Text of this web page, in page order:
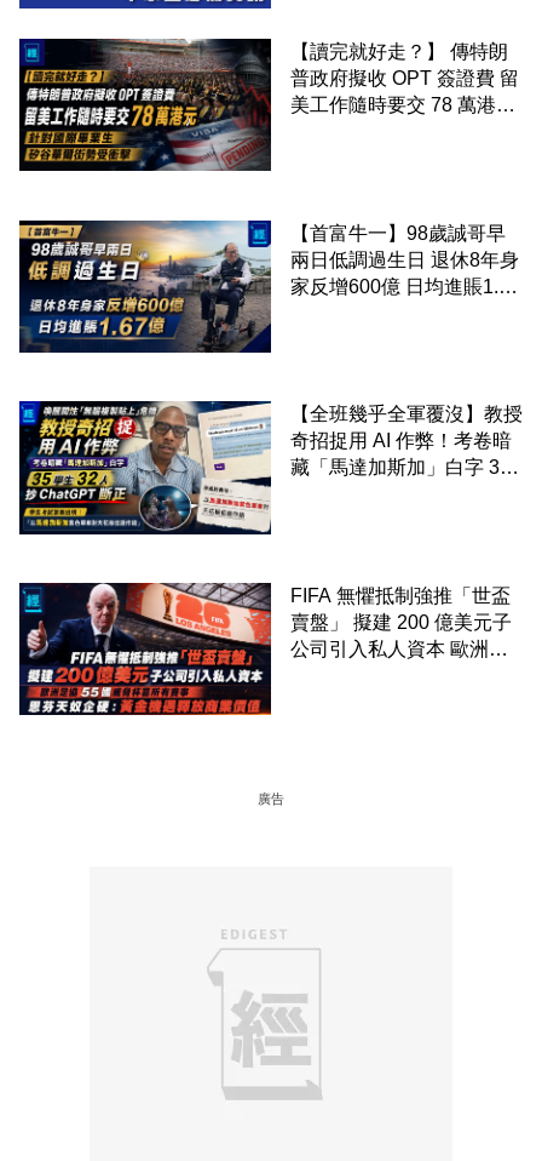
【讀完就好走？】 傳特朗
普政府擬收 OPT 簽證費 留
美工作隨時要交 78 萬港元
【首富牛一】98歲誠哥早
兩日低調過生日 退休8年身
家反增600億 日均進賬1.67
【全班幾乎全軍覆沒】教授
奇招捉用 AI 作弊！考卷暗
藏「馬達加斯加」白字 35
FIFA 無懼抵制強推「世盃
賣盤」 擬建 200 億美元子
公司引入私人資本 歐洲足
廣告